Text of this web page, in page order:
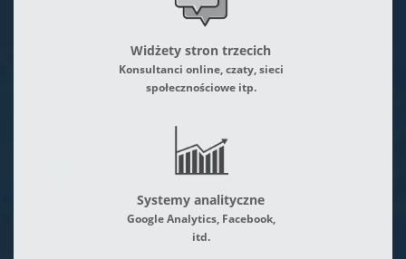
Widżety stron trzecich
Konsultanci online, czaty, sieci
społecznościowe itp.
Systemy analityczne
Google Analytics, Facebook,
itd.